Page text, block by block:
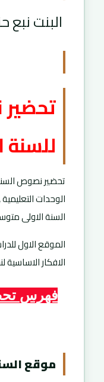
البنت نبع
للسنة
تحضير نصوص
الوحدات
السنة الاولى
الموقع الاول
الافكار
فهرس
موقع